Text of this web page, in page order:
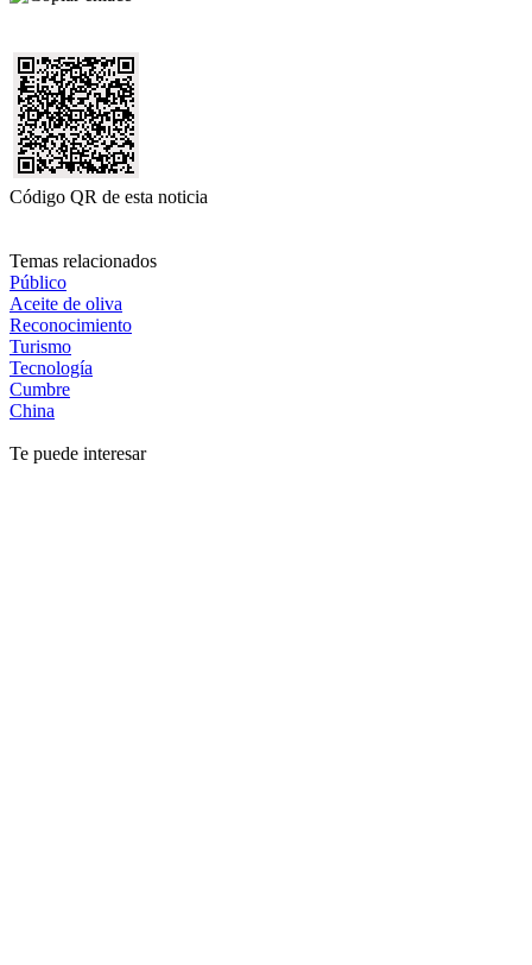
Código QR de esta noticia
Temas relacionados
Público
Aceite de oliva
Reconocimiento
Turismo
Tecnología
Cumbre
China
Te puede interesar